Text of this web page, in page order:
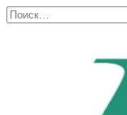
Перейти
к
Search
for: